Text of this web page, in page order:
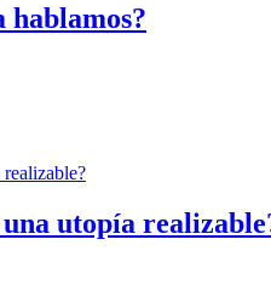
hablamos?
utopía